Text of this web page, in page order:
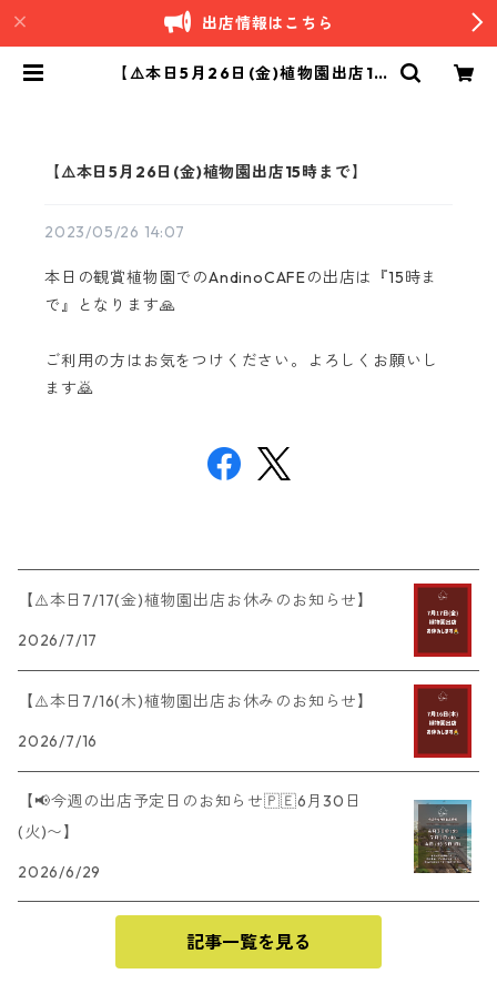
出店情報はこちら
【⚠️本日5月26日(金)植物園出店15
【⚠️本日5月26日(金)植物園出店15時まで】
2023/05/26 14:07
本日の観賞植物園でのAndinoCAFEの出店は『15時ま
で』となります🙏
ご利用の方はお気をつけください。よろしくお願いし
ます🙇
【⚠️本日7/17(金)植物園出店お休みのお知らせ】
2026/7/17
【⚠️本日7/16(木)植物園出店お休みのお知らせ】
2026/7/16
【📢今週の出店予定日のお知らせ🇵🇪6月30日
(火)〜】
2026/6/29
記事一覧を見る